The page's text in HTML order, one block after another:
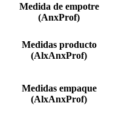
Medida de empotre
(AnxProf)
Medidas producto
(AlxAnxProf)
Medidas empaque
(AlxAnxProf)